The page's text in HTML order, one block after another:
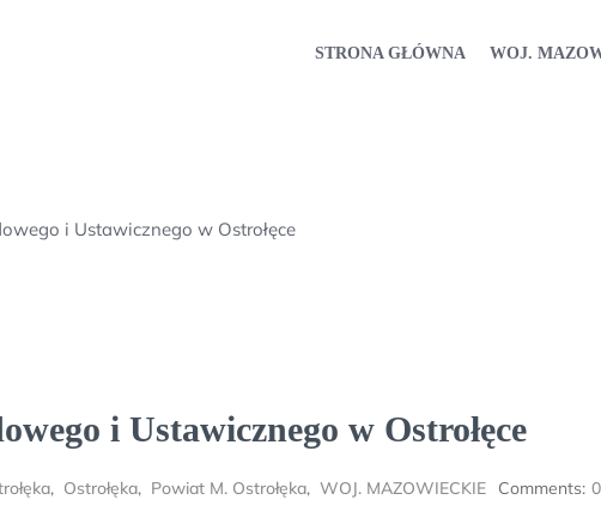
STRONA GŁÓWNA WOJ.
i Ustawicznego w Ostrołęce
i Ustawicznego w Ostrołęce
, Ostrołęka, Powiat M. Ostrołęka, WOJ. MAZOWIECKIE Comments: 0